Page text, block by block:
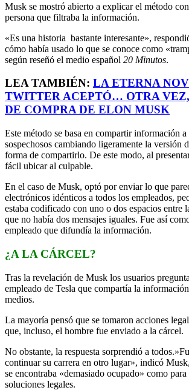
Musk se mostró abierto a explicar el método
persona que filtraba la información.
«Es una historia bastante interesante»,
cómo había usado lo que se conoce como
según reseñó el medio español 20 Minutos.
LEA TAMBIÉN: LA ETERNA
TWITTER ACEPTÓ… OTRA
DE COMPRA DE ELON MUSK
Este método se basa en compartir información a
sospechosos cambiando ligeramente la versión
forma de compartirlo. De este modo, al
fácil ubicar al culpable.
En el caso de Musk, optó por enviar lo que
electrónicos idénticos a todos los empleados,
estaba codificado con uno o dos espacios entre
que no había dos mensajes iguales. Fue así
empleado que difundía la información.
¿A LA CÁRCEL?
Tras la revelación de Musk los usuarios
empleado de Tesla que compartía la
medios.
La mayoría pensó que se tomaron acciones
que, incluso, el hombre fue enviado a la cárcel.
No obstante, la respuesta sorprendió a
continuar su carrera en otro lugar», indicó
se encontraba «demasiado ocupado» como para
soluciones legales.